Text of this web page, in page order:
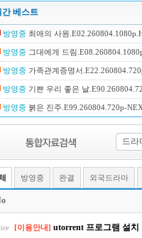
간 베스트
방영중 최애의 사원
방영중 그대에게 드림
방영중 가족관계증명서
방영중 기쁜 우리 좋은 날
방영중 붉은 진주.E99.260804.720p-
방영중 완결 외국드라마
[이용안내] utorrent 프로그램 설치